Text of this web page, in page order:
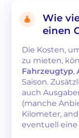
Wie
einen
Die Kosten,
zu mieten,
Fahrzeugtyp,
Saison.
auch
(manche
Kilometer,
eventuell